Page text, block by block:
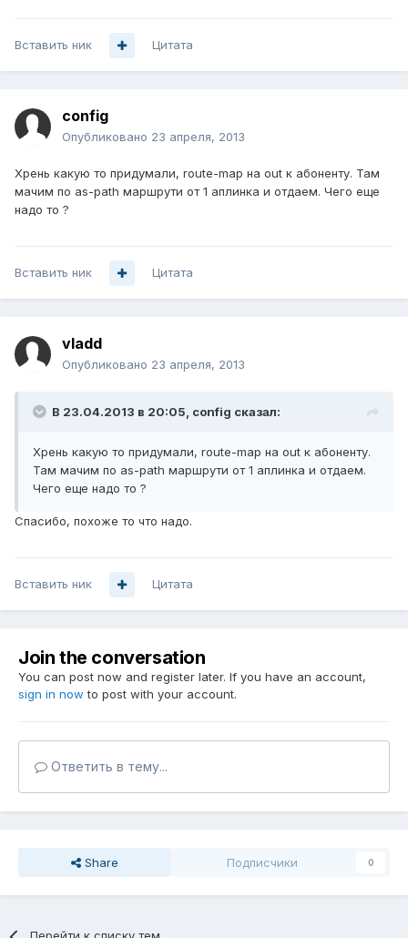
Вставить ник Цитата
config
Опубликовано 23 апреля, 2013
Хрень какую то придумали, route-map на out к абоненту. Там
мачим по as-path маршрути от 1 аплинка и отдаем. Чего еще
надо то ?
Вставить ник Цитата
vladd
Опубликовано 23 апреля, 2013
В 23.04.2013 в 20:05, config сказал:
Хрень какую то придумали, route-map на out к абоненту.
Там мачим по as-path маршрути от 1 аплинка и отдаем.
Чего еще надо то ?
Спасибо, похоже то что надо.
Вставить ник Цитата
Join the conversation
You can post now and register later. If you have an account,
sign in now to post with your account.
Ответить в тему...
Share Подписчики 0